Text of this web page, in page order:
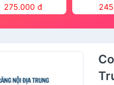
Puff The Face Shop
275.000 đ
Powder Kit